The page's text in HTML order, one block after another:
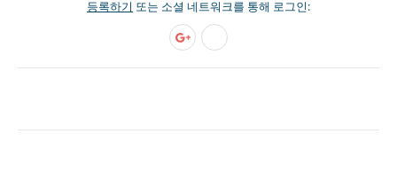
등록하기 또는 소셜 네트워크를 통해 로그인: